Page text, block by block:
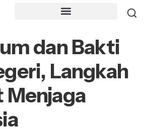
dan Bakti
Langkah
Menjaga